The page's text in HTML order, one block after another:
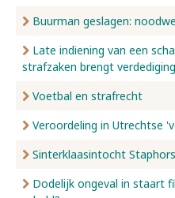
Buurman geslagen:
Late indiening van een
strafzaken brengt
Voetbal en strafrecht
Veroordeling in Utrechtse
Sinterklaasintocht
Dodelijk ongeval in staart